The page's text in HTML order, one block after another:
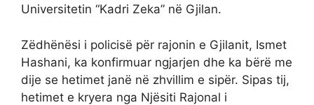
Universitetin “Kadri Zeka” në Gjilan.
Zëdhënësi i policisë për rajonin e Gjilanit, Ismet
Hashani, ka konfirmuar ngjarjen dhe ka bërë me
dije se hetimet janë në zhvillim e sipër. Sipas tij,
hetimet e kryera nga Njësiti Rajonal i